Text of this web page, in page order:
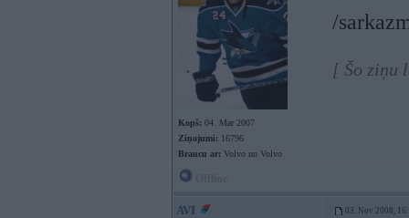
Kopš: 04. Mar 2007
Ziņojumi: 16796
Braucu ar: Volvo un Volvo
/
[ Šo ziņu
AVI 03. Nov 2008,